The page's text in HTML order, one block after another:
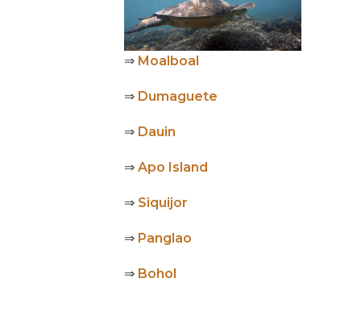
⇒ Moalboal
⇒ Dumaguete
⇒ Dauin
⇒ Apo Island
⇒ Siquijor
⇒ Panglao
⇒ Bohol